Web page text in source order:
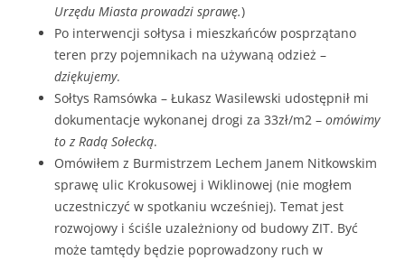
Urzędu Miasta prowadzi sprawę.)
Po interwencji sołtysa i mieszkańców posprzątano
teren przy pojemnikach na używaną odzież –
dziękujemy.
Sołtys Ramsówka – Łukasz Wasilewski udostępnił mi
dokumentacje wykonanej drogi za 33zł/m2 – omówimy
to z Radą Sołecką.
Omówiłem z Burmistrzem Lechem Janem Nitkowskim
sprawę ulic Krokusowej i Wiklinowej (nie mogłem
uczestniczyć w spotkaniu wcześniej). Temat jest
rozwojowy i ściśle uzależniony od budowy ZIT. Być
może tamtędy będzie poprowadzony ruch w